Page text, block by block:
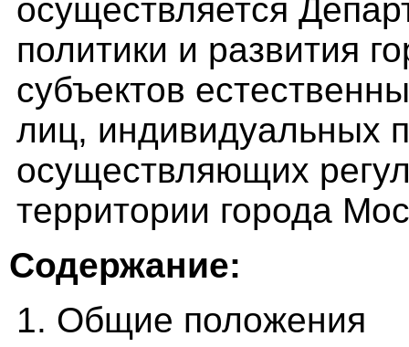
осуществляется
политики и развития
субъектов
лиц, индивидуальных
осуществляющих
территории города
Содержание:
1. Общие положения